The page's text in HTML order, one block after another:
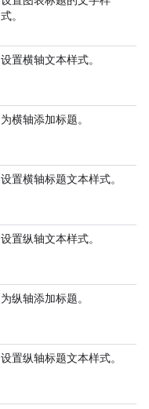
式。
设置横轴文本样式。
为横轴添加标题。
设置横轴标题文本样式。
设置纵轴文本样式。
为纵轴添加标题。
设置纵轴标题文本样式。